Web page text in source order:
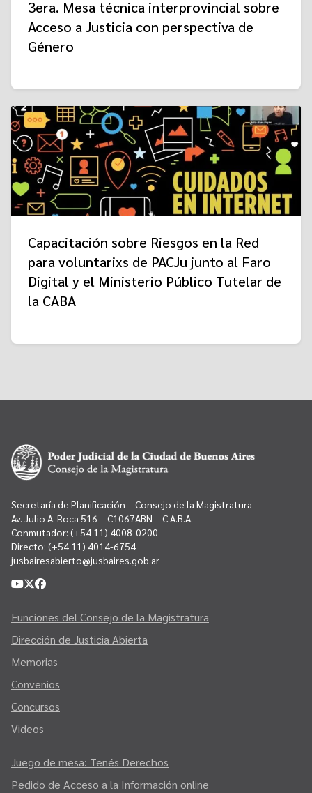
3era. Mesa técnica interprovincial sobre
Acceso a Justicia con perspectiva de
Género
Capacitación sobre Riesgos en la Red
para voluntarixs de PACJu junto al Faro
Digital y el Ministerio Público Tutelar de
la CABA
Secretaría de Planificación – Consejo de la Magistratura
Av. Julio A. Roca 516 – C1067ABN – C.A.B.A.
Conmutador: (+54 11) 4008-0200
Directo: (+54 11) 4014-6754
jusbairesabierto@jusbaires.gob.ar
Funciones del Consejo de la Magistratura
Dirección de Justicia Abierta
Memorias
Convenios
Concursos
Videos
Juego de mesa: Tenés Derechos
Pedido de Acceso a la Información online